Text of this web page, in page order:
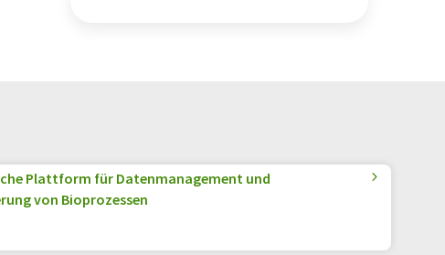
Plattform für Datenmanagement und
von Bioprozessen